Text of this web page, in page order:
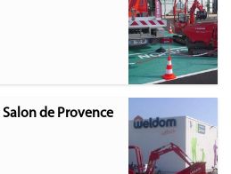
de Provence